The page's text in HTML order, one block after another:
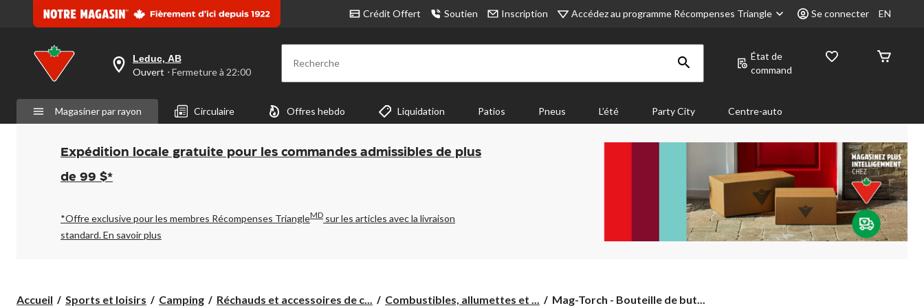
Crédit Offert Soutien Inscription Accédez au programme Récompenses Triangle Se connecter EN
votre
est
Leduc,
AB,
Ouvert,
Fermeture
à
pour
changer
Leduc, AB
Ouvert ⋅ Fermeture à 22:00 Recherche
État de
command
Magasiner par rayon Circulaire Offres hebdo Liquidation Patios Pneus L’été Party City Centre-auto
Expédition locale gratuite pour les commandes admissibles de plus
de 99 $*
*Offre exclusive pour les membres Récompenses TriangleMD sur les articles avec la livraison
standard.En savoir plus
Accueil Sports et loisirs Camping Réchauds et accessoires de c... Combustibles, allumettes et ...
Mag-
Mag-Torch - Bouteille de but...